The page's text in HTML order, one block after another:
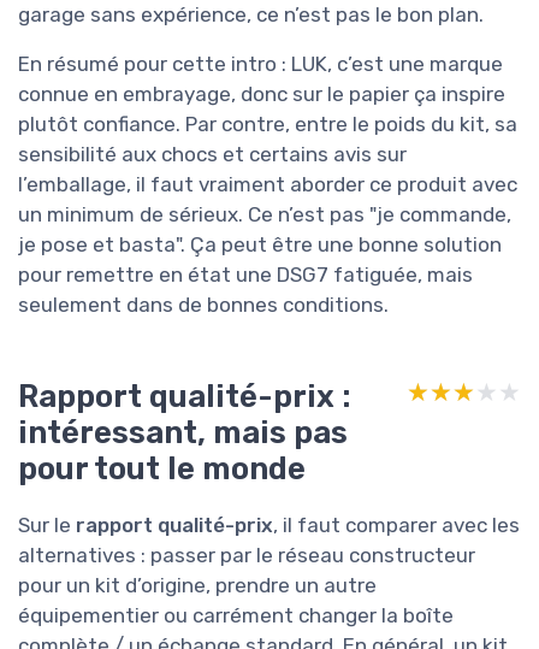
garage sans expérience, ce n’est pas le bon plan.
En résumé pour cette intro : LUK, c’est une marque
connue en embrayage, donc sur le papier ça inspire
plutôt confiance. Par contre, entre le poids du kit, sa
sensibilité aux chocs et certains avis sur
l’emballage, il faut vraiment aborder ce produit avec
un minimum de sérieux. Ce n’est pas "je commande,
je pose et basta". Ça peut être une bonne solution
pour remettre en état une DSG7 fatiguée, mais
seulement dans de bonnes conditions.
Rapport qualité-prix :
intéressant, mais pas
pour tout le monde
★★★★★
★★★★★
Sur le rapport qualité-prix, il faut comparer avec les
alternatives : passer par le réseau constructeur
pour un kit d’origine, prendre un autre
équipementier ou carrément changer la boîte